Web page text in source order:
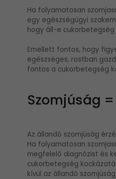
Ha folyamatosan
egy egészségügyi
hogy áll-e
Emellett fontos, hogy
egészséges, rostban
fontos a cukorbetegség
Szomjúság
Az állandó szomjúság
Ha folyamatosan
megfelelő diagnózist és
cukorbetegség
kívül az állandó